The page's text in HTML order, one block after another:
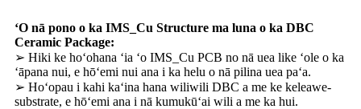
ʻO nā pono o ka IMS_Cu Structure ma luna o ka DBC
Ceramic Package:
➢ Hiki ke hoʻohana ʻia ʻo IMS_Cu PCB no nā uea like ʻole o ka
ʻāpana nui, e hōʻemi nui ana i ka helu o nā pilina uea paʻa.
➢ Hoʻopau i kahi kaʻina hana wiliwili DBC a me ke keleawe-
substrate, e hōʻemi ana i nā kumukūʻai wili a me ka hui.